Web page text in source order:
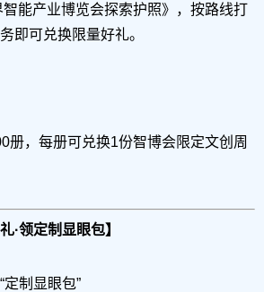
能产业博览会探索护照》，按路线打
即可兑换限量好礼。
册，每册可兑换1份智博会限定文创周
·领定制显眼包】
制显眼包”